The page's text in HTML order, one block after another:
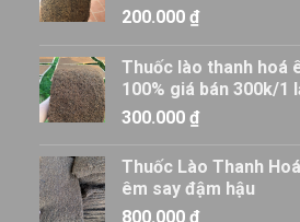
200.000 ₫
Thuốc lào thanh hoá
100% giá bán 300k/1
300.000 ₫
Thuốc Lào Thanh
êm say đậm hậu
800.000 ₫